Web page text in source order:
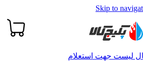
Skip to
لیست جهت استعلام